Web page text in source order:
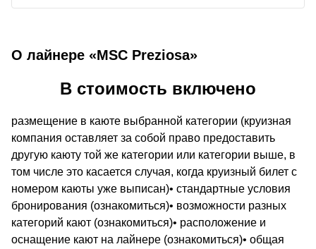
О лайнере «MSC Preziosa»
В стоимость включено
размещение в каюте выбранной категории (круизная
компания оставляет за собой право предоставить
другую каюту той же категории или категории выше, в
том числе это касается случая, когда круизный билет с
номером каюты уже выписан)• стандартные условия
бронирования (ознакомиться)• возможности разных
категорий кают (ознакомиться)• расположение и
оснащение кают на лайнере (ознакомиться)• общая